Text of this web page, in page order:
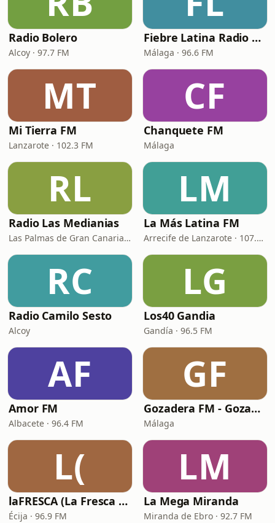
Radio Bolero
Alcoy · 97.7 FM
Fiebre Latina Radio 96.6 FM
Málaga · 96.6 FM
MT
Mi Tierra FM
Lanzarote · 102.3 FM
CF
Chanquete FM
Málaga
RL
Radio Las Medianias
Las Palmas de Gran Canaria · 92.2 FM, 100.2 FM, 98.7 FM
LM
La Más Latina FM
Arrecife de Lanzarote · 107.4 FM
RC
Radio Camilo Sesto
Alcoy
LG
Los40 Gandia
Gandía · 96.5 FM
AF
Amor FM
Albacete · 96.4 FM
GF
Gozadera FM - Gozadera Vieja Escuela
Málaga
L(
laFRESCA (La Fresca FM)
Écija · 96.9 FM
LM
La Mega Miranda
Miranda de Ebro · 92.7 FM